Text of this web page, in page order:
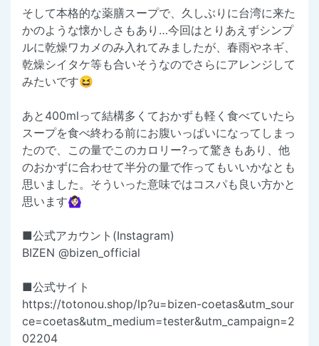
そして本格的な薬膳スープで、久しぶりに台湾に来た
かのような懐かしさもあり…今回はとりあえずシンプ
ルに乾燥ワカメのみ入れてみましたが、春雨やネギ、
乾燥シイタケ等も合いそうなのでさらにアレンジして
みたいです😆
あと400mlって結構多くておかずも軽く食べていたら
スープを食べ終わる前にお腹いっぱいになってしまっ
たので、この量でこのカロリー?って驚きもあり、他
のおかずに合わせて半分の量で作ってもいいかなとも
思いました。そういった意味ではコスパも良い方かと
思います🙆🏻‍♀️
■公式アカウント(Instagram)
BIZEN @bizen_official
■公式サイト
https://totonou.shop/lp?u=bizen-coetas&utm_sour
ce=coetas&utm_medium=tester&utm_campaign=2
02204